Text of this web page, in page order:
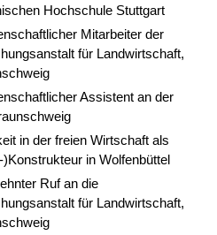
Hochschule Stuttgart
Mitarbeiter der
für Landwirtschaft,
Assistent an der
in der freien Wirtschaft als
)Konstrukteur in Wolfenbüttel
Ruf an die
für Landwirtschaft,